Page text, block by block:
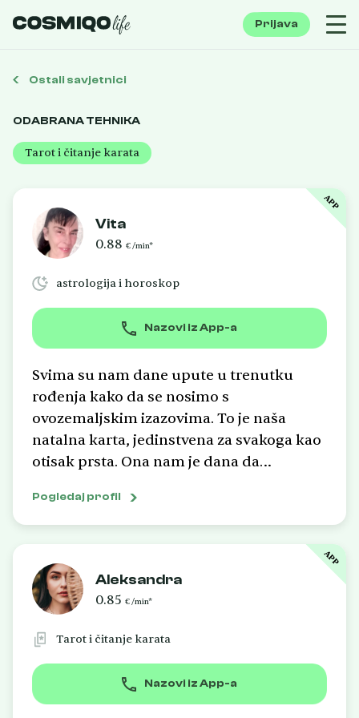
Prijava
Ostali savjetnici
ODABRANA TEHNIKA
Tarot i čitanje karata
APP
Vita
0.88 € /min*
astrologija i horoskop
Nazovi iz App-a
Svima su nam dane upute u trenutku
rođenja kako da se nosimo s
ovozemaljskim izazovima. To je naša
natalna karta, jedinstvena za svakoga kao
otisak prsta. Ona nam je dana da
pomogne kretati se u najboljem smjeru za
napredak naše duše. Ponekad nam je
povezati se sa svojim unutarnjim JA, da
nam probudi vjeru u bolje sutra. Svojim
dugogodišnjim astrološkim znanjem i
iskustvom zdušno Vam želim pomoći da
najbolja verzija sebe na stazi
ovozemaljskog puta. S ljubavlju, ViTa
Pogledaj profil
APP
Aleksandra
0.85 € /min*
Tarot i čitanje karata
Nazovi iz App-a